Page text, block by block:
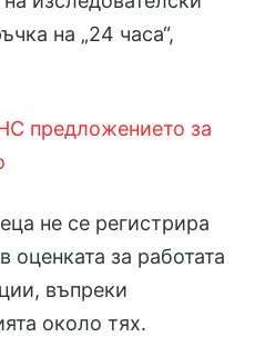
на „24 часа“,
предложението за
не се регистрира
за работата
въпреки
около тях.